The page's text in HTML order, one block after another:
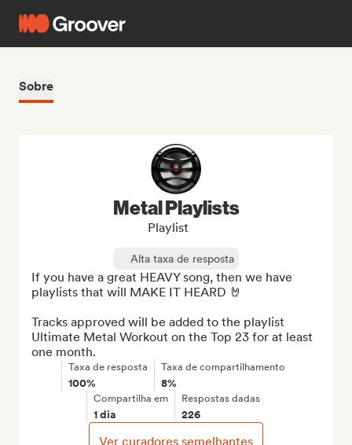
Sobre
Metal Playlists
Playlist
Alta taxa de resposta
If you have a great HEAVY song, then we have
playlists that will MAKE IT HEARD 🤘
Tracks approved will be added to the playlist
Ultimate Metal Workout on the Top 23 for at least
one month.
Taxa de resposta
100%
Taxa de compartilhamento
8%
Compartilha em
1 dia
Respostas dadas
226
Ver curadores semelhantes